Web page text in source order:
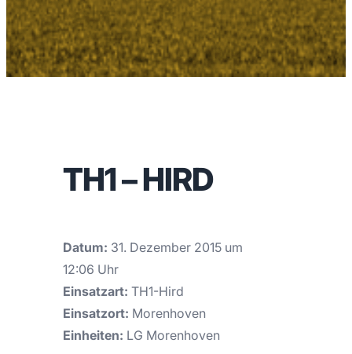
TH1 – HIRD
Datum: 31. Dezember 2015 um
12:06 Uhr
Einsatzart: TH1-Hird
Einsatzort: Morenhoven
Einheiten: LG Morenhoven